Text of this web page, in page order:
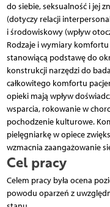
do siebie, seksualność i jej
(dotyczy relacji
i środowiskowy (wpływ
Rodzaje i wymiary
stanowiącą podstawę do
konstrukcji narzędzi do
całkowitego komfortu
opieki mają wpływ
wsparcia, rokowanie w
pochodzenie kulturowe.
pielęgniarkę w opiece
wzmacnia zaangażowanie
Cel pracy
Celem pracy była ocena
powodu oparzeń z